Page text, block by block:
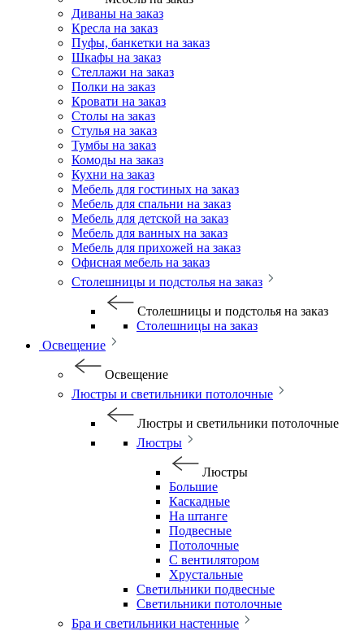
Диваны на заказ
Кресла на заказ
Пуфы, банкетки на заказ
Шкафы на заказ
Стеллажи на заказ
Полки на заказ
Кровати на заказ
Столы на заказ
Стулья на заказ
Тумбы на заказ
Комоды на заказ
Кухни на заказ
Мебель для гостиных на заказ
Мебель для спальни на заказ
Мебель для детской на заказ
Мебель для ванных на заказ
Мебель для прихожей на заказ
Офисная мебель на заказ
Столешницы и подстолья на заказ
Столешницы и подстолья на заказ
Столешницы на заказ
Освещение
Освещение
Люстры и светильники потолочные
Люстры и светильники потолочные
Люстры
Люстры
Большие
Каскадные
На штанге
Подвесные
Потолочные
С вентилятором
Хрустальные
Светильники подвесные
Светильники потолочные
Бра и светильники настенные